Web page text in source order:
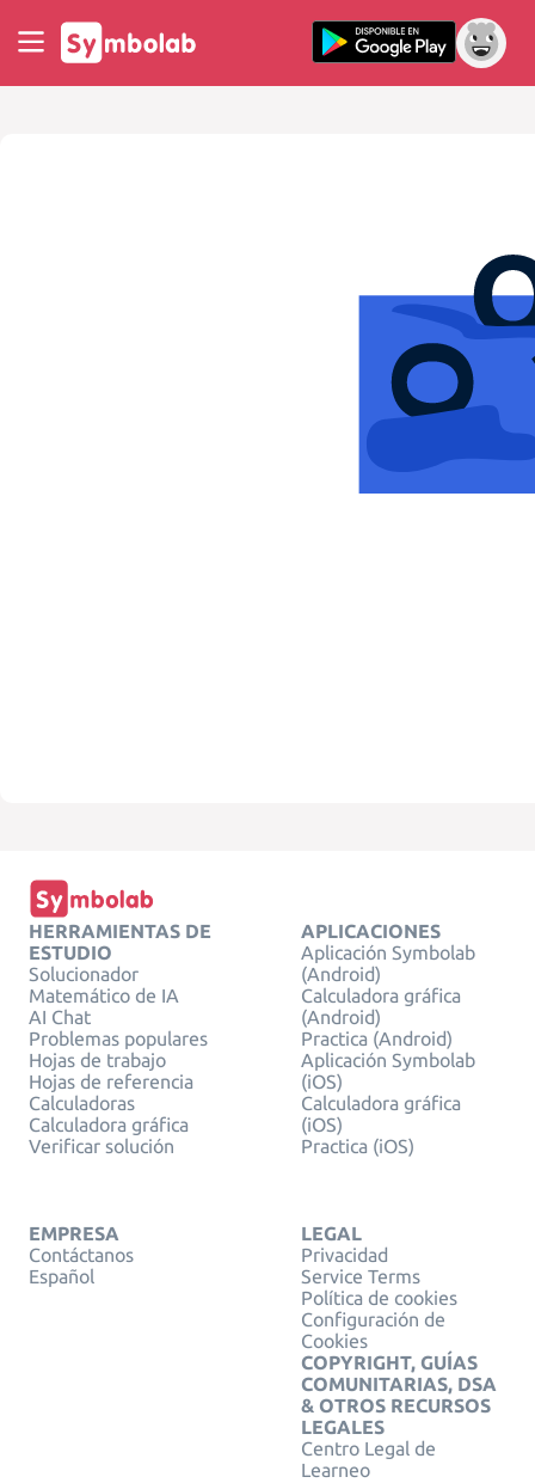
HERRAMIENTAS DE
ESTUDIO
Solucionador
Matemático de IA
AI Chat
Problemas populares
Hojas de trabajo
Hojas de referencia
Calculadoras
Calculadora gráfica
Verificar solución
APLICACIONES
Aplicación Symbolab
(Android)
Calculadora gráfica
(Android)
Practica (Android)
Aplicación Symbolab
(iOS)
Calculadora gráfica
(iOS)
Practica (iOS)
EMPRESA
Contáctanos
Español
LEGAL
Privacidad
Service Terms
Política de cookies
Configuración de
Cookies
COPYRIGHT, GUÍAS
COMUNITARIAS, DSA
& OTROS RECURSOS
LEGALES
Centro Legal de
Learneo